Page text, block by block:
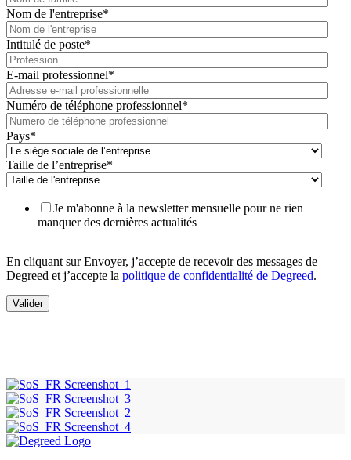
Nom de l'entreprise*
Intitulé de poste*
E-mail professionnel*
Numéro de téléphone professionnel*
Pays*
Taille de l’entreprise*
Je m'abonne à la newsletter mensuelle pour ne rien
manquer des dernières actualités
En cliquant sur Envoyer, j’accepte de recevoir des messages de
Degreed et j’accepte la politique de confidentialité de Degreed.